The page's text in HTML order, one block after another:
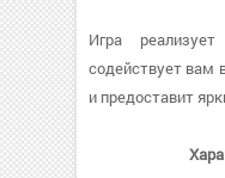
Игра
содействует вам
и предоставит